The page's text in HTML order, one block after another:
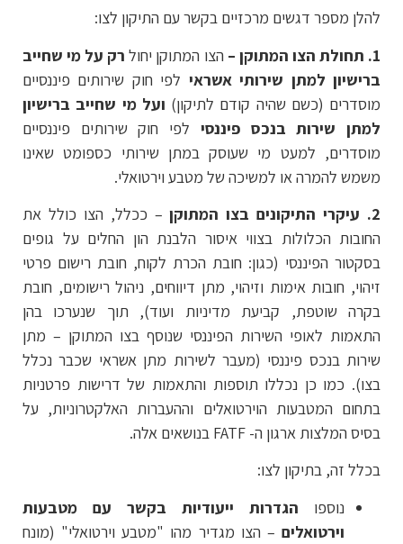
להלן מספר דגשים מרכזיים בקשר עם התיקון לצו:
1. תחולת הצו המתוקן –
הצו המתוקן יחול רק על מי שחייב
ברישיון למתן שירותי אשראי לפי חוק שירותים פיננסיים
מוסדרים (כשם שהיה קודם לתיקון) ועל מי שחייב ברישיון
למתן שירות בנכס פיננסי לפי חוק שירותים פיננסיים
מוסדרים, למעט מי שעוסק במתן שירותי כספומט שאינו
משמש להמרה או למשיכה של מטבע וירטואלי.
2. עיקרי התיקונים בצו המתוקן
– ככלל, הצו כולל את
החובות הכלולות בצווי איסור הלבנת הון החלים על גופים
בסקטור הפיננסי (כגון: חובת הכרת לקוח, חובת רישום פרטי
זיהוי, חובות אימות וזיהוי, מתן דיווחים, ניהול רישומים, חובת
בקרה שוטפת, קביעת מדיניות ועוד), תוך שנערכו בהן
התאמות לאופי השירות הפיננסי שנוסף בצו המתוקן – מתן
שירות בנכס פיננסי (מעבר לשירות מתן אשראי שכבר נכלל
בצו). כמו כן נכללו תוספות והתאמות של דרישות פרטניות
בתחום המטבעות הוירטואלים וההעברות האלקטרוניות, על
בסיס המלצות ארגון ה- FATF בנושאים אלה.
בכלל זה, בתיקון לצו:
נוספו הגדרות ייעודיות בקשר עם מטבעות
וירטואלים – הצו מגדיר מהו "מטבע וירטואלי" (מונח